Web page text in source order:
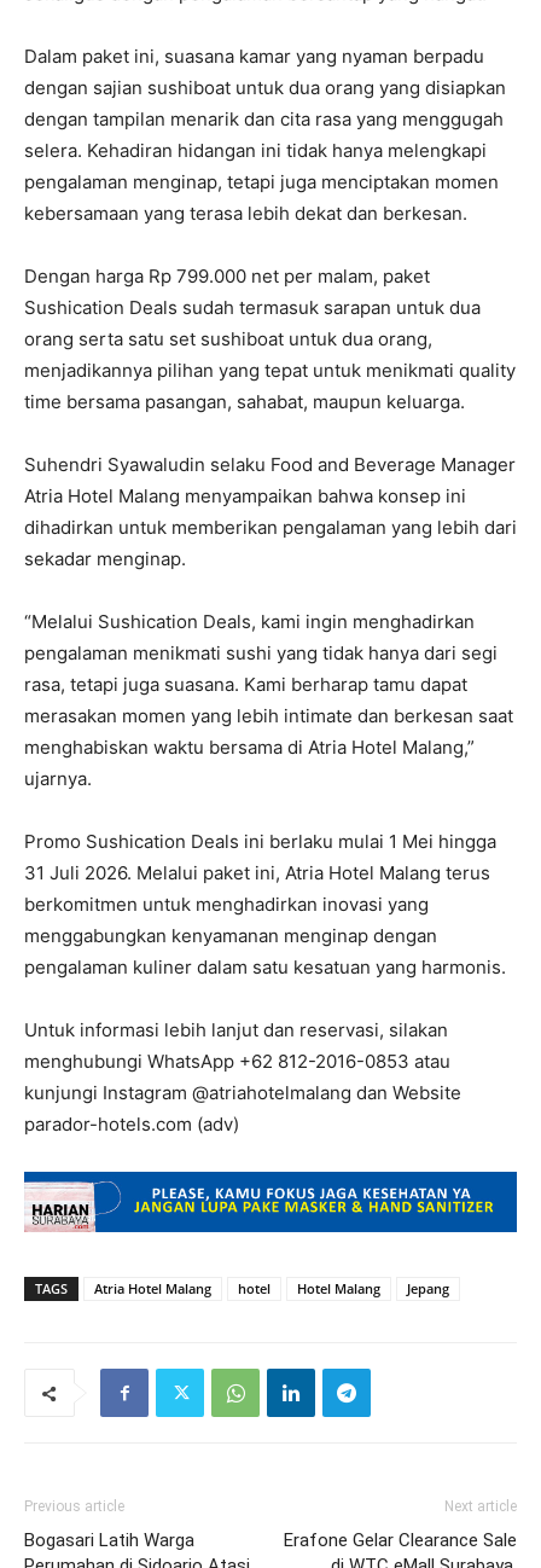
Dalam paket ini, suasana kamar yang nyaman berpadu
dengan sajian sushiboat untuk dua orang yang disiapkan
dengan tampilan menarik dan cita rasa yang menggugah
selera. Kehadiran hidangan ini tidak hanya melengkapi
pengalaman menginap, tetapi juga menciptakan momen
kebersamaan yang terasa lebih dekat dan berkesan.
Dengan harga Rp 799.000 net per malam, paket
Sushication Deals sudah termasuk sarapan untuk dua
orang serta satu set sushiboat untuk dua orang,
menjadikannya pilihan yang tepat untuk menikmati quality
time bersama pasangan, sahabat, maupun keluarga.
Suhendri Syawaludin selaku Food and Beverage Manager
Atria Hotel Malang menyampaikan bahwa konsep ini
dihadirkan untuk memberikan pengalaman yang lebih dari
sekadar menginap.
“Melalui Sushication Deals, kami ingin menghadirkan
pengalaman menikmati sushi yang tidak hanya dari segi
rasa, tetapi juga suasana. Kami berharap tamu dapat
merasakan momen yang lebih intimate dan berkesan saat
menghabiskan waktu bersama di Atria Hotel Malang,”
ujarnya.
Promo Sushication Deals ini berlaku mulai 1 Mei hingga
31 Juli 2026. Melalui paket ini, Atria Hotel Malang terus
berkomitmen untuk menghadirkan inovasi yang
menggabungkan kenyamanan menginap dengan
pengalaman kuliner dalam satu kesatuan yang harmonis.
Untuk informasi lebih lanjut dan reservasi, silakan
menghubungi WhatsApp +62 812-2016-0853 atau
kunjungi Instagram @atriahotelmalang dan Website
parador-hotels.com (adv)
TAGS Atria Hotel Malang hotel Hotel Malang Jepang
Previous article
Bogasari Latih Warga
Next article
Erafone Gelar Clearance Sale